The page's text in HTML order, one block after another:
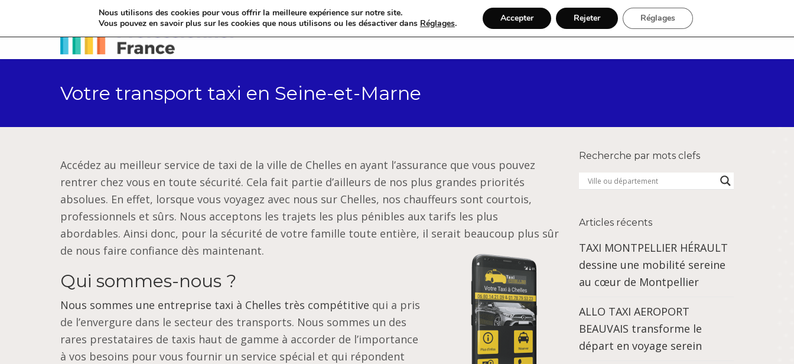
Accueil Catégories Par région Inscription
Votre transport taxi en Seine-et-Marne
Accédez au meilleur service de taxi de la ville de Chelles en ayant l’assurance que vous pouvez
rentrer chez vous en toute sécurité. Cela fait partie d’ailleurs de nos plus grandes priorités
absolues. En effet, lorsque vous voyagez avec nous sur Chelles, nos chauffeurs sont courtois,
professionnels et sûrs. Nous acceptons les trajets les plus pénibles aux tarifs les plus
abordables. Ainsi donc, pour la sécurité de votre famille toute entière, il serait beaucoup plus sûr
de nous faire confiance dès maintenant.
Qui sommes-nous ?
Nous sommes une entreprise taxi à Chelles très compétitive qui a pris
de l’envergure dans le secteur des transports. Nous sommes un des
rares prestataires de taxis haut de gamme à accorder de l’importance
à vos besoins pour vous fournir un service spécial et qui répondent
Recherche par mots clefs
Articles récents
TAXI MONTPELLIER HÉRAULT
dessine une mobilité sereine
au cœur de Montpellier
ALLO TAXI AEROPORT
BEAUVAIS transforme le
départ en voyage serein
Nous utilisons des cookies pour vous offrir la meilleure expérience sur notre site.
Vous pouvez en savoir plus sur les cookies que nous utilisons ou les désactiver dans Réglages. Accepter Rejeter Réglages